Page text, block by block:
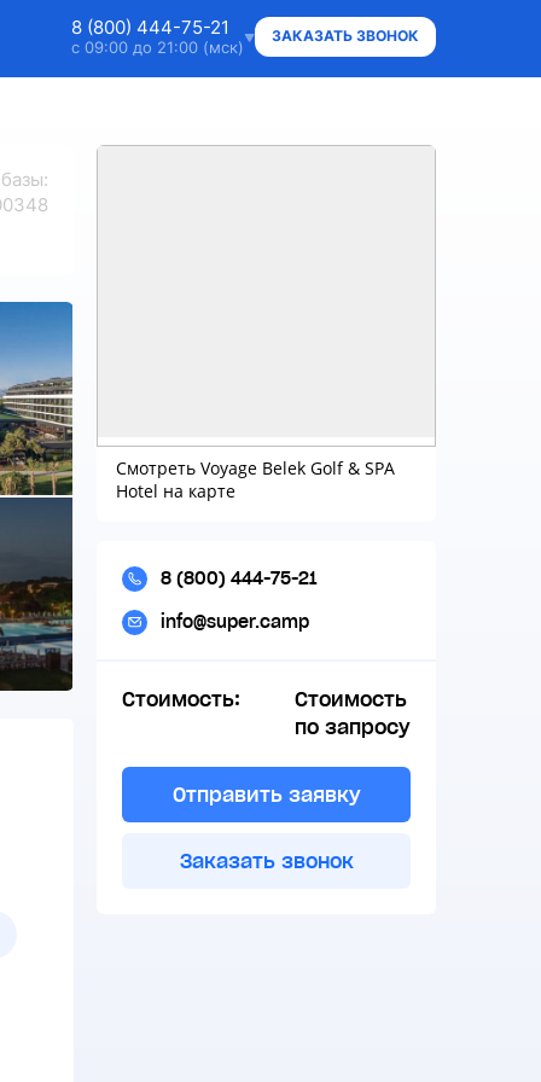
8 (800) 444-75-21
с 09:00 до 21:00 (мск)
Ответим на ваши вопросы
8 (800) 444-75-21
WhatsApp
info@super.camp
Консультации и документы
ЗАКАЗАТЬ ЗВОНОК
:
Смотреть Voyage Belek Golf & SPA
Hotel на карте
8 (800) 444-75-21
info@super.camp
Стоимость:
Стоимость
по запросу
Отправить заявку
Заказать звонок